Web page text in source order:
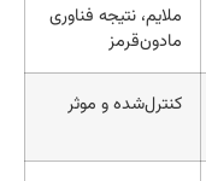
ملایم، نتیجه فناوری
مادون‌قرمز
کنترل‌شده و موثر